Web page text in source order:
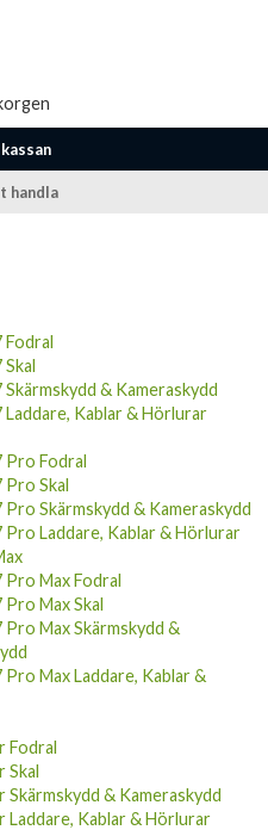
handla
Fodral
& Kameraskydd
Laddare, Kablar & Hörlurar
Pro Fodral
Pro Skal
Pro Skärmskydd & Kameraskydd
Pro Laddare, Kablar & Hörlurar
Pro Max Fodral
Max Skal
Pro Max Skärmskydd &
Max Laddare, Kablar &
Fodral
Skal
Skärmskydd & Kameraskydd
Laddare, Kablar & Hörlurar